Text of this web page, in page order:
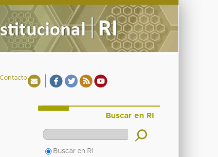
Buscar en RI
Buscar en RI